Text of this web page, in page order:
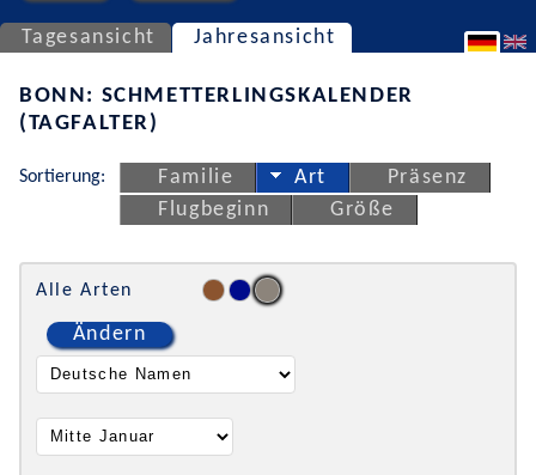
Tagesansicht Jahresansicht
BONN: SCHMETTERLINGSKALENDER
(TAGFALTER)
Sortierung: Familie Art
Präsenz
Flugbeginn
Größe
Alle Arten
Ändern